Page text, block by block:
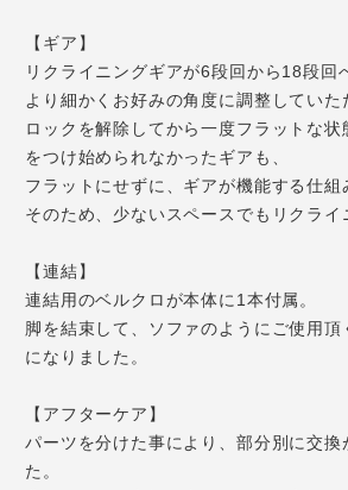
【ギア】
リクライニングギアが6段回から18段回
より細かくお好みの角度に調整していた
ロックを解除してから一度フラットな状
をつけ始められなかったギアも、
フラットにせずに、ギアが機能する仕組
そのため、少ないスペースでもリクライ
【連結】
連結用のベルクロが本体に1本付属。
脚を結束して、ソファのようにご使用頂
になりました。
【アフターケア】
パーツを分けた事により、部分別に交換
た。